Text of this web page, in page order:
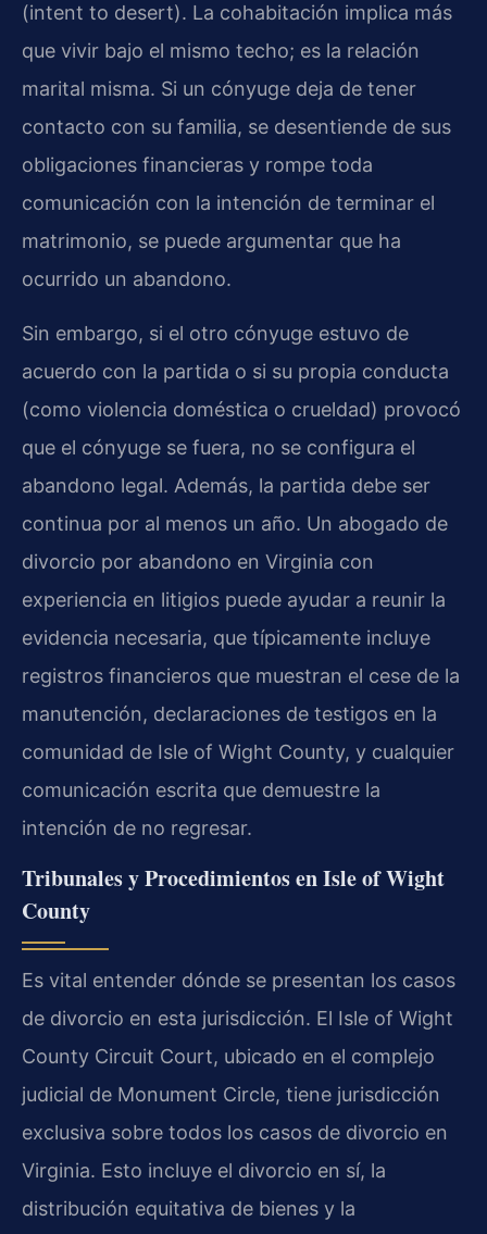
(intent to desert). La cohabitación implica más
que vivir bajo el mismo techo; es la relación
marital misma. Si un cónyuge deja de tener
contacto con su familia, se desentiende de sus
obligaciones financieras y rompe toda
comunicación con la intención de terminar el
matrimonio, se puede argumentar que ha
ocurrido un abandono.
Sin embargo, si el otro cónyuge estuvo de
acuerdo con la partida o si su propia conducta
(como violencia doméstica o crueldad) provocó
que el cónyuge se fuera, no se configura el
abandono legal. Además, la partida debe ser
continua por al menos un año. Un abogado de
divorcio por abandono en Virginia con
experiencia en litigios puede ayudar a reunir la
evidencia necesaria, que típicamente incluye
registros financieros que muestran el cese de la
manutención, declaraciones de testigos en la
comunidad de Isle of Wight County, y cualquier
comunicación escrita que demuestre la
intención de no regresar.
Tribunales y Procedimientos en Isle of Wight
County
Es vital entender dónde se presentan los casos
de divorcio en esta jurisdicción. El Isle of Wight
County Circuit Court, ubicado en el complejo
judicial de Monument Circle, tiene jurisdicción
exclusiva sobre todos los casos de divorcio en
Virginia. Esto incluye el divorcio en sí, la
distribución equitativa de bienes y la